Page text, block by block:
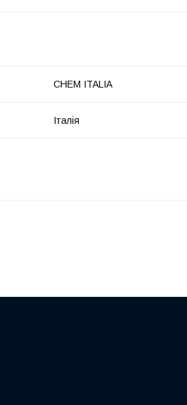
CHEM ITALIA
Італія